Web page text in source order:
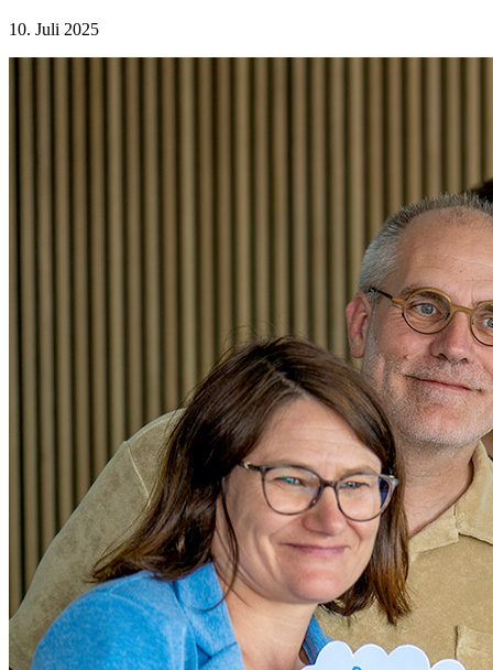
10. Juli 2025